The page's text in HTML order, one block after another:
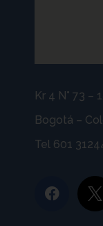
Kr 4 N° 73 –
Bogotá –
Tel 601